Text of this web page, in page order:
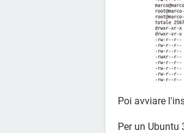
Poi avviare
Per un Ubuntu